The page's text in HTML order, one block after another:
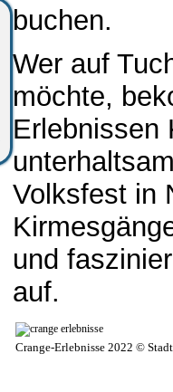
buchen.
Wer auf
möchte,
Erlebnissen
Volksfest in
und
auf.
Crange-Erlebnisse 2022 ©